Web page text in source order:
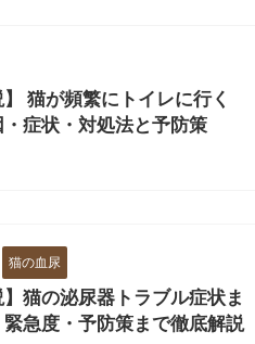
】 猫が頻繁にトイレに行く
・症状・対処法と予防策
猫の血尿
】猫の泌尿器トラブル症状ま
緊急度・予防策まで徹底解説